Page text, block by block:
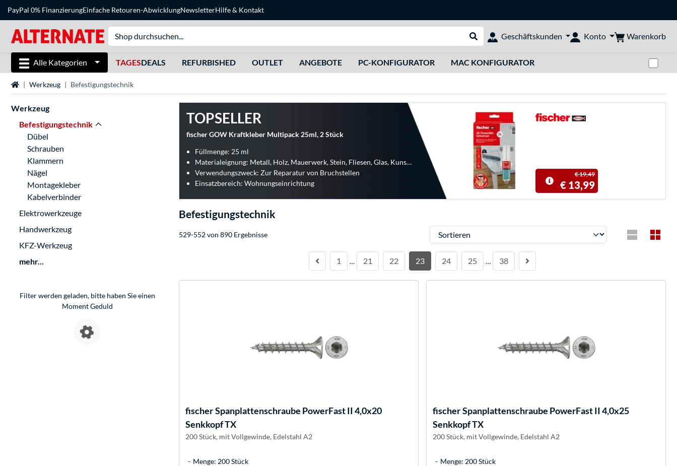
PayPal 0% FinanzierungEinfache Retouren-AbwicklungNewsletterHilfe& Kontakt
Suche durchführen
Geschäftskunden Konto Warenkorb
Alle Kategorien TAGESDEALS REFURBISHED OUTLET ANGEBOTE PC-KONFIGURATOR MAC KONFIGURATOR
StartseiteWerkzeug Befestigungstechnik
Werkzeug
Befestigungstechnik
Dübel
Schrauben
Klammern
Nägel
Montagekleber
Kabelverbinder
Elektrowerkzeuge
Handwerkzeug
KFZ-Werkzeug
mehr...
Filter werden geladen, bitte haben Sie einen
Moment Geduld
TOPSELLER
fischer GOW Kraftkleber Multipack 25ml, 2 Stück
Füllmenge: 25 ml
Materialeignung: Metall, Holz, Mauerwerk, Stein, Fliesen, Glas, Kunststoff
Verwendungszweck: Zur Reparatur von Bruchstellen
Einsatzbereich: Wohnungseinrichtung
€ 19,49
€ 13,99
Befestigungstechnik
529-552 von 890 Ergebnisse Sortieren
1 … 21 22 23 24 25 … 38
fischer Spanplattenschraube PowerFast II 4,0x20
Senkkopf TX
200 Stück, mit Vollgewinde, Edelstahl A2
Menge: 200 Stück
fischerSpanplattenschraube PowerFast II 4,0x25
Senkkopf TX
200 Stück, mit Vollgewinde, Edelstahl A2
Menge: 200 Stück